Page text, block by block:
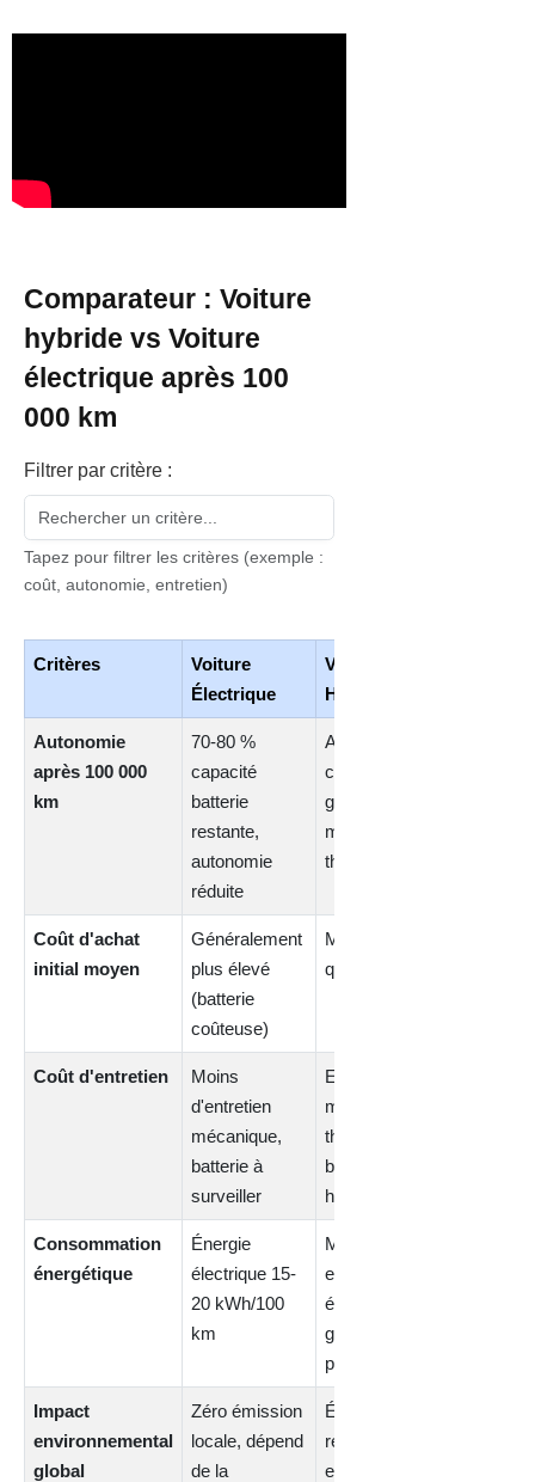
Comparateur : Voiture
hybride vs Voiture
électrique après 100
000 km
Filtrer par critère :
Tapez pour filtrer les critères (exemple :
coût, autonomie, entretien)
Critères
Voiture
Électrique
Voiture
Hybride
Autonomie
après 100 000
km
70-80 %
capacité
batterie
restante,
autonomie
réduite
Autonomie
complète
grâce au
moteur
thermique
Coût d'achat
initial moyen
Généralement
plus élevé
(batterie
coûteuse)
Moins élevé
qu'électrique
Coût d'entretien
Moins
d'entretien
mécanique,
batterie à
surveiller
Entretien
moteur
thermique +
batterie
hybride
Consommation
énergétique
Énergie
électrique 15-
20 kWh/100
km
Mélange
essence +
électrique,
généralement
plus élevée
Impact
environnemental
global
Zéro émission
locale, dépend
de la
Émissions
réduites mais
existantes en